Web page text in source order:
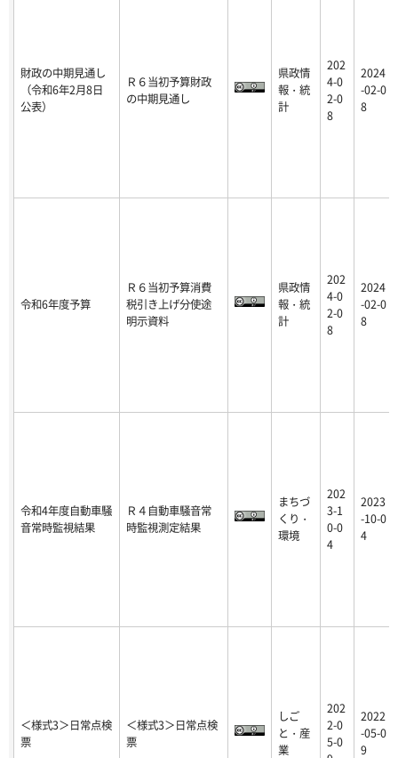
財政の中期見通し
（令和6年2月8日
公表）
Ｒ６当初予算財政
の中期見通し
県政情
報・統
計
202
4-0
2-0
8
2024
-02-0
8
令和6年度予算
Ｒ６当初予算消費
税引き上げ分使途
明示資料
県政情
報・統
計
202
4-0
2-0
8
2024
-02-0
8
令和4年度自動車騒
音常時監視結果
Ｒ４自動車騒音常
時監視測定結果
まちづ
くり・
環境
202
3-1
0-0
4
2023
-10-0
4
＜様式3＞日常点検
票
＜様式3＞日常点検
票
しご
と・産
業
202
2-0
5-0
2022
-05-0
9